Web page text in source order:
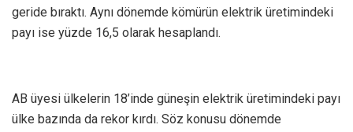
geride bıraktı. Aynı dönemde kömürün elektrik üretimindeki
payı ise yüzde 16,5 olarak hesaplandı.
AB üyesi ülkelerin 18’inde güneşin elektrik üretimindeki payı
ülke bazında da rekor kırdı. Söz konusu dönemde